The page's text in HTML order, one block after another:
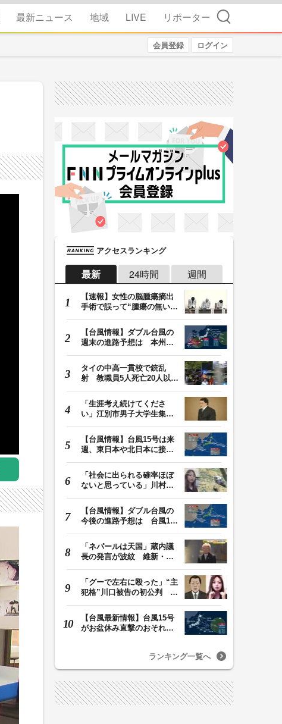
最新ニュース 地域 LIVE リポーター 検索
会員登録 ログイン
アクセスランキング
最新 24時間 週間
【速報】女性の脳腫瘍摘出
手術で誤って“腫瘍の無い部
【台風情報】ダブル台風の
週末の進路予想は 本州は
タイの中高一貫校で銃乱
射 教職員5人死亡20人以上
「生涯考え続けてくださ
い」江別市男子大学生集団
【台風情報】台風15号は来
週、東日本や北日本に接近
「社会に出られる確率ほぼ
ないと思っている」川村葉
【台風情報】ダブル台風の
今後の進路予想は 台風13
「ネパールは天国」蔵内議
長の発言が波紋 維新・吉
「グーで左右に殴った」“主
犯格”川口被告の初公判 共
【台風最新情報】台風15号
がお盆休み直撃のおそれ
ランキング一覧へ